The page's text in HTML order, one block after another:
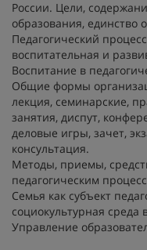
России. Цели,
образования, единство
Педагогический
воспитательная и
Воспитание в
Общие формы
лекция, семинарские,
занятия, диспут,
деловые игры, зачет,
консультация.
Методы, приемы,
педагогическим
Семья как субъект
социокультурная
Управление